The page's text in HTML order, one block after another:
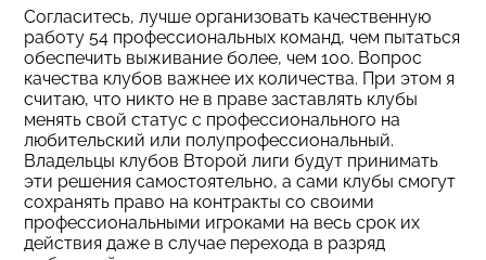
Согласитесь, лучше организовать качественную
работу 54 профессиональных команд, чем пытаться
обеспечить выживание более, чем 100. Вопрос
качества клубов важнее их количества. При этом я
считаю, что никто не в праве заставлять клубы
менять свой статус с профессионального на
любительский или полупрофессиональный.
Владельцы клубов Второй лиги будут принимать
эти решения самостоятельно, а сами клубы смогут
сохранять право на контракты со своими
профессиональными игроками на весь срок их
действия даже в случае перехода в разряд